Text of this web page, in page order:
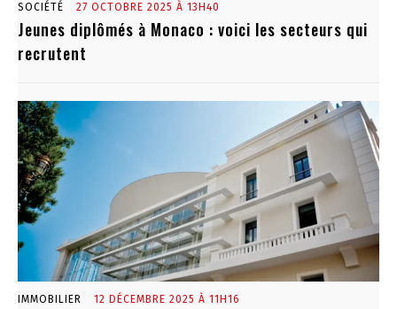
SOCIÉTÉ 27 OCTOBRE 2025 À 13H40
Jeunes diplômés à Monaco : voici les secteurs qui
recrutent
IMMOBILIER 12 DÉCEMBRE 2025 À 11H16